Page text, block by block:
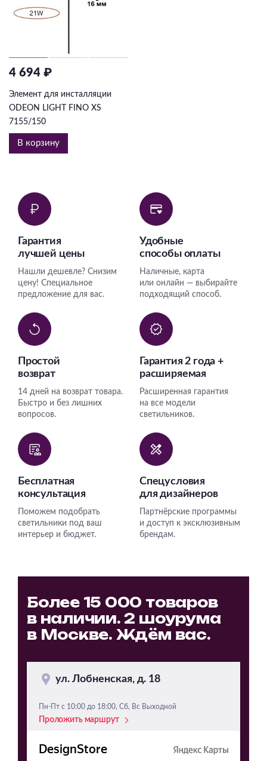
4 694 ₽
Элемент для инсталляции
ODEON LIGHT FINO XS
7155/150
В корзину
Гарантия
лучшей цены
Нашли дешевле? Снизим
цену! Специальное
предложение для вас.
Удобные
способы оплаты
Наличные, карта
или онлайн — выбирайте
подходящий способ.
Простой
возврат
14 дней на возврат товара.
Быстро и без лишних
вопросов.
Гарантия 2 года +
расширяемая
Расширенная гарантия
на все модели
светильников.
Бесплатная
консультация
Поможем подобрать
светильники под ваш
интерьер и бюджет.
Спецусловия
для дизайнеров
Партнёрские программы
и доступ к эксклюзивным
брендам.
Более 15 000 товаров
в наличии. 2 шоурума
в Москве. Ждём вас.
ул. Лобненская, д. 18
Пн-Пт с 10:00 до 18:00, Сб, Вс Выходной
Проложить маршрут